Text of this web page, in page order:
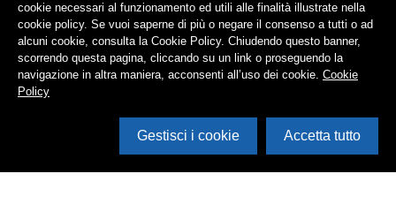
cookie necessari al funzionamento ed utili alle finalità illustrate nella
cookie policy. Se vuoi saperne di più o negare il consenso a tutti o ad
alcuni cookie, consulta la Cookie Policy. Chiudendo questo banner,
scorrendo questa pagina, cliccando su un link o proseguendo la
navigazione in altra maniera, acconsenti all’uso dei cookie. Cookie
Policy
Gestisci i cookie Accetta tutto